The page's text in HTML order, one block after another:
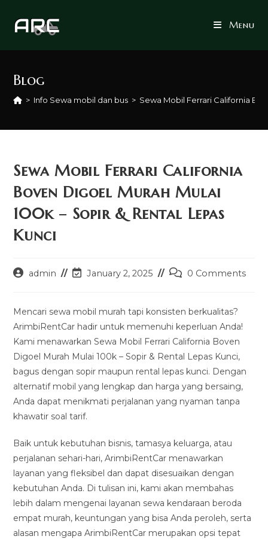
Menu
Blog
> Info Sewa mobil dan bus > Sewa Mobil Ferrari California
Sewa Mobil Ferrari California
Boven Digoel Murah Mulai
100k – Sopir & Rental Lepas
Kunci
Postadmin
PostJanuary 2, 2025
Post0 Comments
Mencari sewa mobil murah tapi konsisten berkualitas?
ArimbiRentCar hadir untuk memenuhi keperluan Anda!
Kami menawarkan Sewa Mobil Ferrari California Boven
Digoel Murah Mulai 100k – Sopir & Rental Lepas Kunci,
bagus dengan sopir maupun rental lepas kunci. Dengan
alternatif mobil yang lengkap dan harga yang bersaing,
Anda dapat menikmati perjalanan yang nyaman tanpa
khawatir soal tarif.
Baik untuk kebutuhan bisnis, tamasya keluarga, atau
perjalanan sehari-hari, ArimbiRentCar menawarkan
layanan yang fleksibel dan dapat disesuaikan dengan
kebutuhan Anda. Di tulisan ini, kami akan membahas
lebih dalam mengenai layanan sewa kendaraan beroda
empat murah, keuntungan yang bisa Anda peroleh, serta
alasan mengapa ArimbiRentCar merupakan opsi tepat